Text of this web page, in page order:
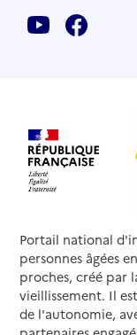
Portail national
personnes âgées
proches, créé par
vieillissement. Il
de l'autonomie,